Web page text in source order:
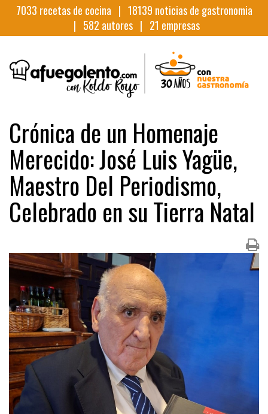
7033 recetas de cocina | 18139 noticias de gastronomia
| 582 autores | 21 empresas
Crónica de un Homenaje
Merecido: José Luis Yagüe,
Maestro Del Periodismo,
Celebrado en su Tierra Natal